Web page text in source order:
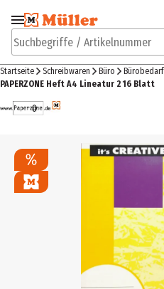
Zur Navigation
springen
Suchbegriffe / Artikelnummer
Startseite Schreibwaren Büro Bürobedarf
PAPERZONE Heft A4 Lineatur 2 16 Blatt